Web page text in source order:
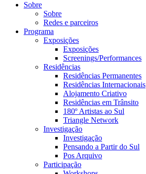
Sobre
Sobre
Redes e parceiros
Programa
Exposições
Exposições
Screenings/Performances
Residências
Residências Permanentes
Residências Internacionais
Alojamento Criativo
Residências em Trânsito
180º Artistas ao Sul
Triangle Network
Investigação
Investigação
Pensando a Partir do Sul
Pos Arquivo
Participação